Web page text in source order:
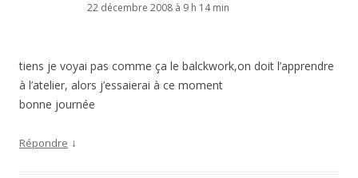
22 décembre 2008 à 9 h 14 min
tiens je voyai pas comme ça le balckwork,on doit l’apprendre
à l’atelier, alors j’essaierai à ce moment
bonne journée
Répondre ↓